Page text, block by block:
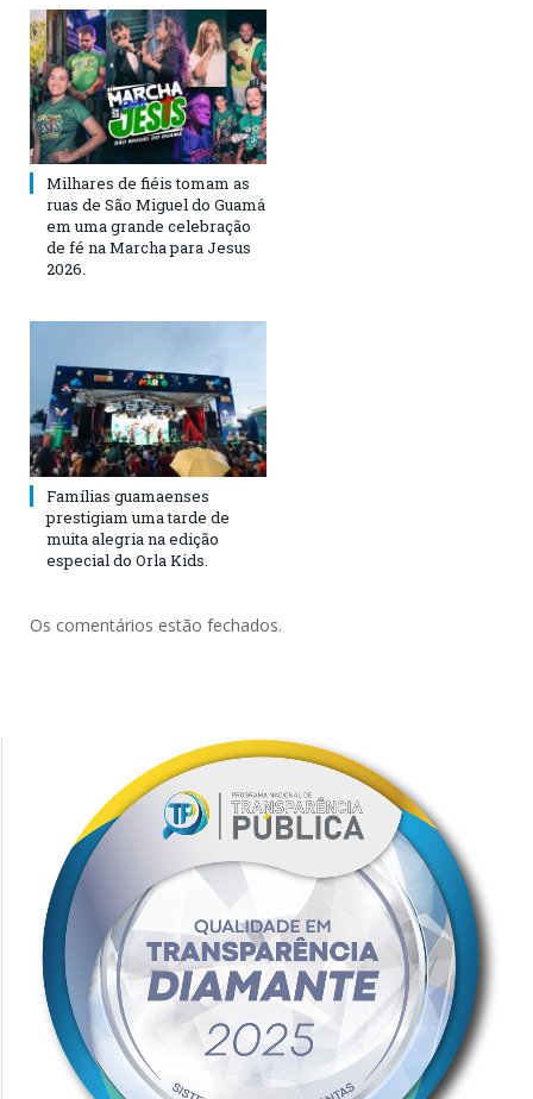
Milhares de fiéis tomam as
ruas de São Miguel do Guamá
em uma grande celebração
de fé na Marcha para Jesus
2026.
Famílias guamaenses
prestigiam uma tarde de
muita alegria na edição
especial do Orla Kids.
Os comentários estão fechados.